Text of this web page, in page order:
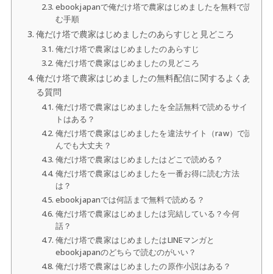
ebookjapanで俺だけ塔で農家はじめましたを無料で読
む手順
俺だけ塔で農家はじめましたのあらすじと見どころ
俺だけ塔で農家はじめましたのあらすじ
俺だけ塔で農家はじめましたの見どころ
俺だけ塔で農家はじめましたの無料配信に関するよくあ
る質問
俺だけ塔で農家はじめましたを全話無料で読めるサイ
トはある？
俺だけ塔で農家はじめましたを違法サイト（raw）で読
んでも大丈夫？
俺だけ塔で農家はじめましたはどこで読める？
俺だけ塔で農家はじめましたを一番お得に読む方法
は？
ebookjapanでは何話まで無料で読める？
俺だけ塔で農家はじめましたは完結している？今何
話？
俺だけ塔で農家はじめましたはLINEマンガと
ebookjapanのどちらで読むのがいい？
俺だけ塔で農家はじめましたの原作小説はある？